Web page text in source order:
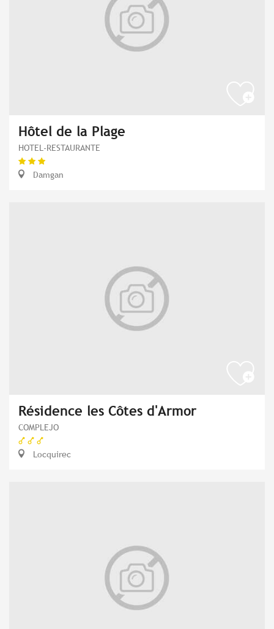
Hôtel de la Plage
HOTEL-RESTAURANTE
Damgan
Résidence les Côtes d'Armor
COMPLEJO
Locquirec